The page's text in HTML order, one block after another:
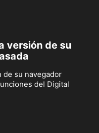
versión de su
de su navegador
del Digital